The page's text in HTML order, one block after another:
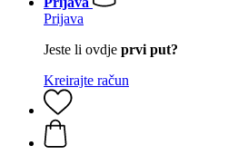
Prijava
Jeste li ovdje prvi put?
Kreirajte račun